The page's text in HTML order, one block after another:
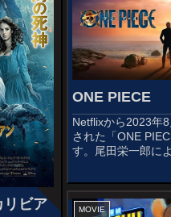
リビア
ONE PIECE
Netflixから2023年
された「ONE
す。尾田栄一郎に
漫画のハリウッド
す。オススメ度あ
大海賊時代――。
のシャンクスに憧...
MOVIE